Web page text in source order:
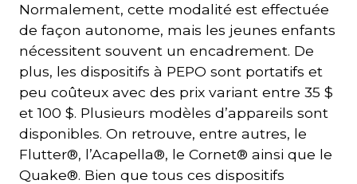
Normalement, cette modalité est effectuée
de façon autonome, mais les jeunes enfants
nécessitent souvent un encadrement. De
plus, les dispositifs à PEPO sont portatifs et
peu coûteux avec des prix variant entre 35 $
et 100 $. Plusieurs modèles d’appareils sont
disponibles. On retrouve, entre autres, le
Flutter®, l’Acapella®, le Cornet® ainsi que le
Quake®. Bien que tous ces dispositifs